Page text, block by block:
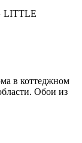
в коттеджном
Обои из